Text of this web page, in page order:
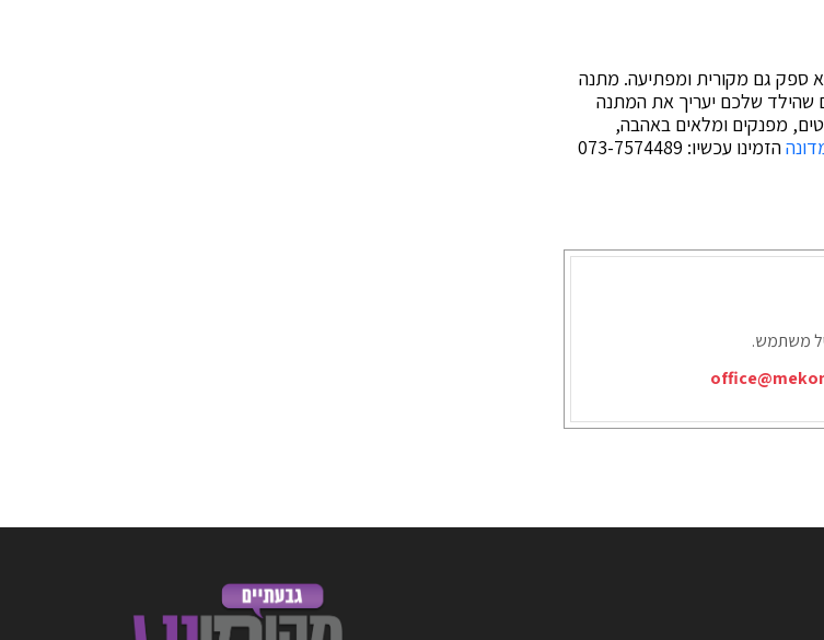
ספק גם מקורית ומפתיעה. מתנה
שהילד שלכם יעריך את המתנה
מפנקים ומלאים באהבה,
הזמינו עכשיו: 073-7574489
משתמש.